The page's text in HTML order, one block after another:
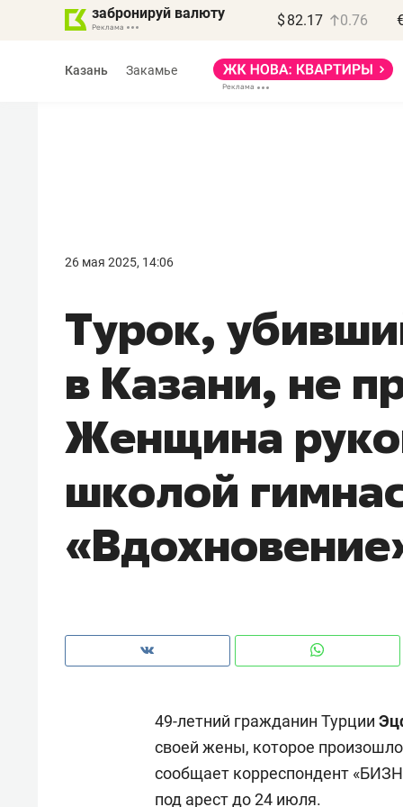
забронируй валюту $ 82.17 0.76
Казань Закамье
26 мая 2025, 14:06
Турок,
в Казани, не
Женщина
школой
49-летний гражданин Турции
своей жены, которое
сообщает корреспондент
под арест до 24 июля.
правил, бизнес может
потерять минимум
Как бизнесу выйти на зарубежные
чем интересен Оман?
Рекомендуем
Как ГК «МИР ГРУПП» и ВТБ
создают оазис жилого
комфорта под Казанью
150
ID